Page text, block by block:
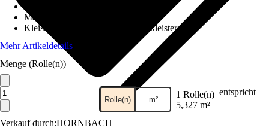
Verkauf durch:HORNBACH
Maße (BxH)
Kleisterempfehlung
Vliestapetenkleister
Mehr Artikeldetails
Menge (Rolle(n))
Rolle(n) m² 1 Rolle(n) entspricht
5,327 m²